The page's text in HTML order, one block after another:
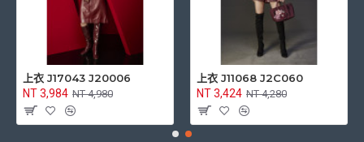
上衣 J17043 J20006
NT 3,984 NT 4,980
上衣 J11068 J2C060
NT 3,424 NT 4,280